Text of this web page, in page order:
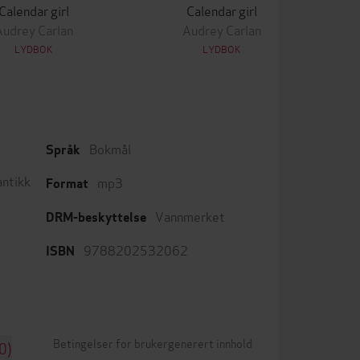
Calendar girl
Carlan
LYDBOK
Calendar girl
Audrey Carlan
LYDBOK
Språk Bokmål
Format mp3
DRM-beskyttelse Vannmerket
ISBN 9788202532062
Betingelser for brukergenerert innhold